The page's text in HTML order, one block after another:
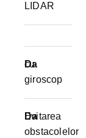
LIDAR
cu
giroscop
Da
Evitarea
obstacolelor
Da